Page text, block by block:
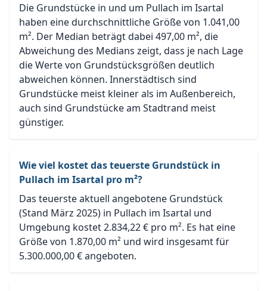
Die Grundstücke in und um Pullach im Isartal
haben eine durchschnittliche Größe von 1.041,00
m². Der Median beträgt dabei 497,00 m², die
Abweichung des Medians zeigt, dass je nach Lage
die Werte von Grundstücksgrößen deutlich
abweichen können. Innerstädtisch sind
Grundstücke meist kleiner als im Außenbereich,
auch sind Grundstücke am Stadtrand meist
günstiger.
Wie viel kostet das teuerste Grundstück in
Pullach im Isartal pro m²?
Das teuerste aktuell angebotene Grundstück
(Stand März 2025) in Pullach im Isartal und
Umgebung kostet 2.834,22 € pro m². Es hat eine
Größe von 1.870,00 m² und wird insgesamt für
5.300.000,00 € angeboten.